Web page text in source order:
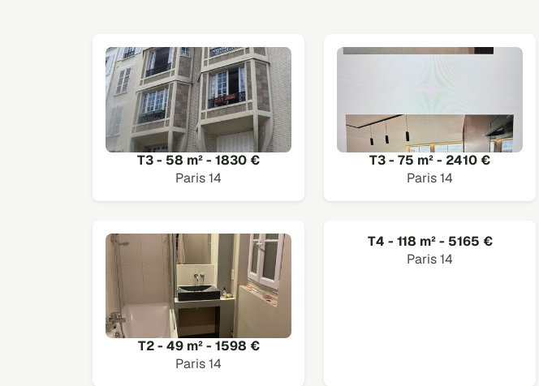
T3 - 58 m² - 1830 €
Paris 14
T3 - 75 m² - 2410 €
Paris 14
T2 - 49 m² - 1598 €
Paris 14
T4 - 118 m² - 5165 €
Paris 14